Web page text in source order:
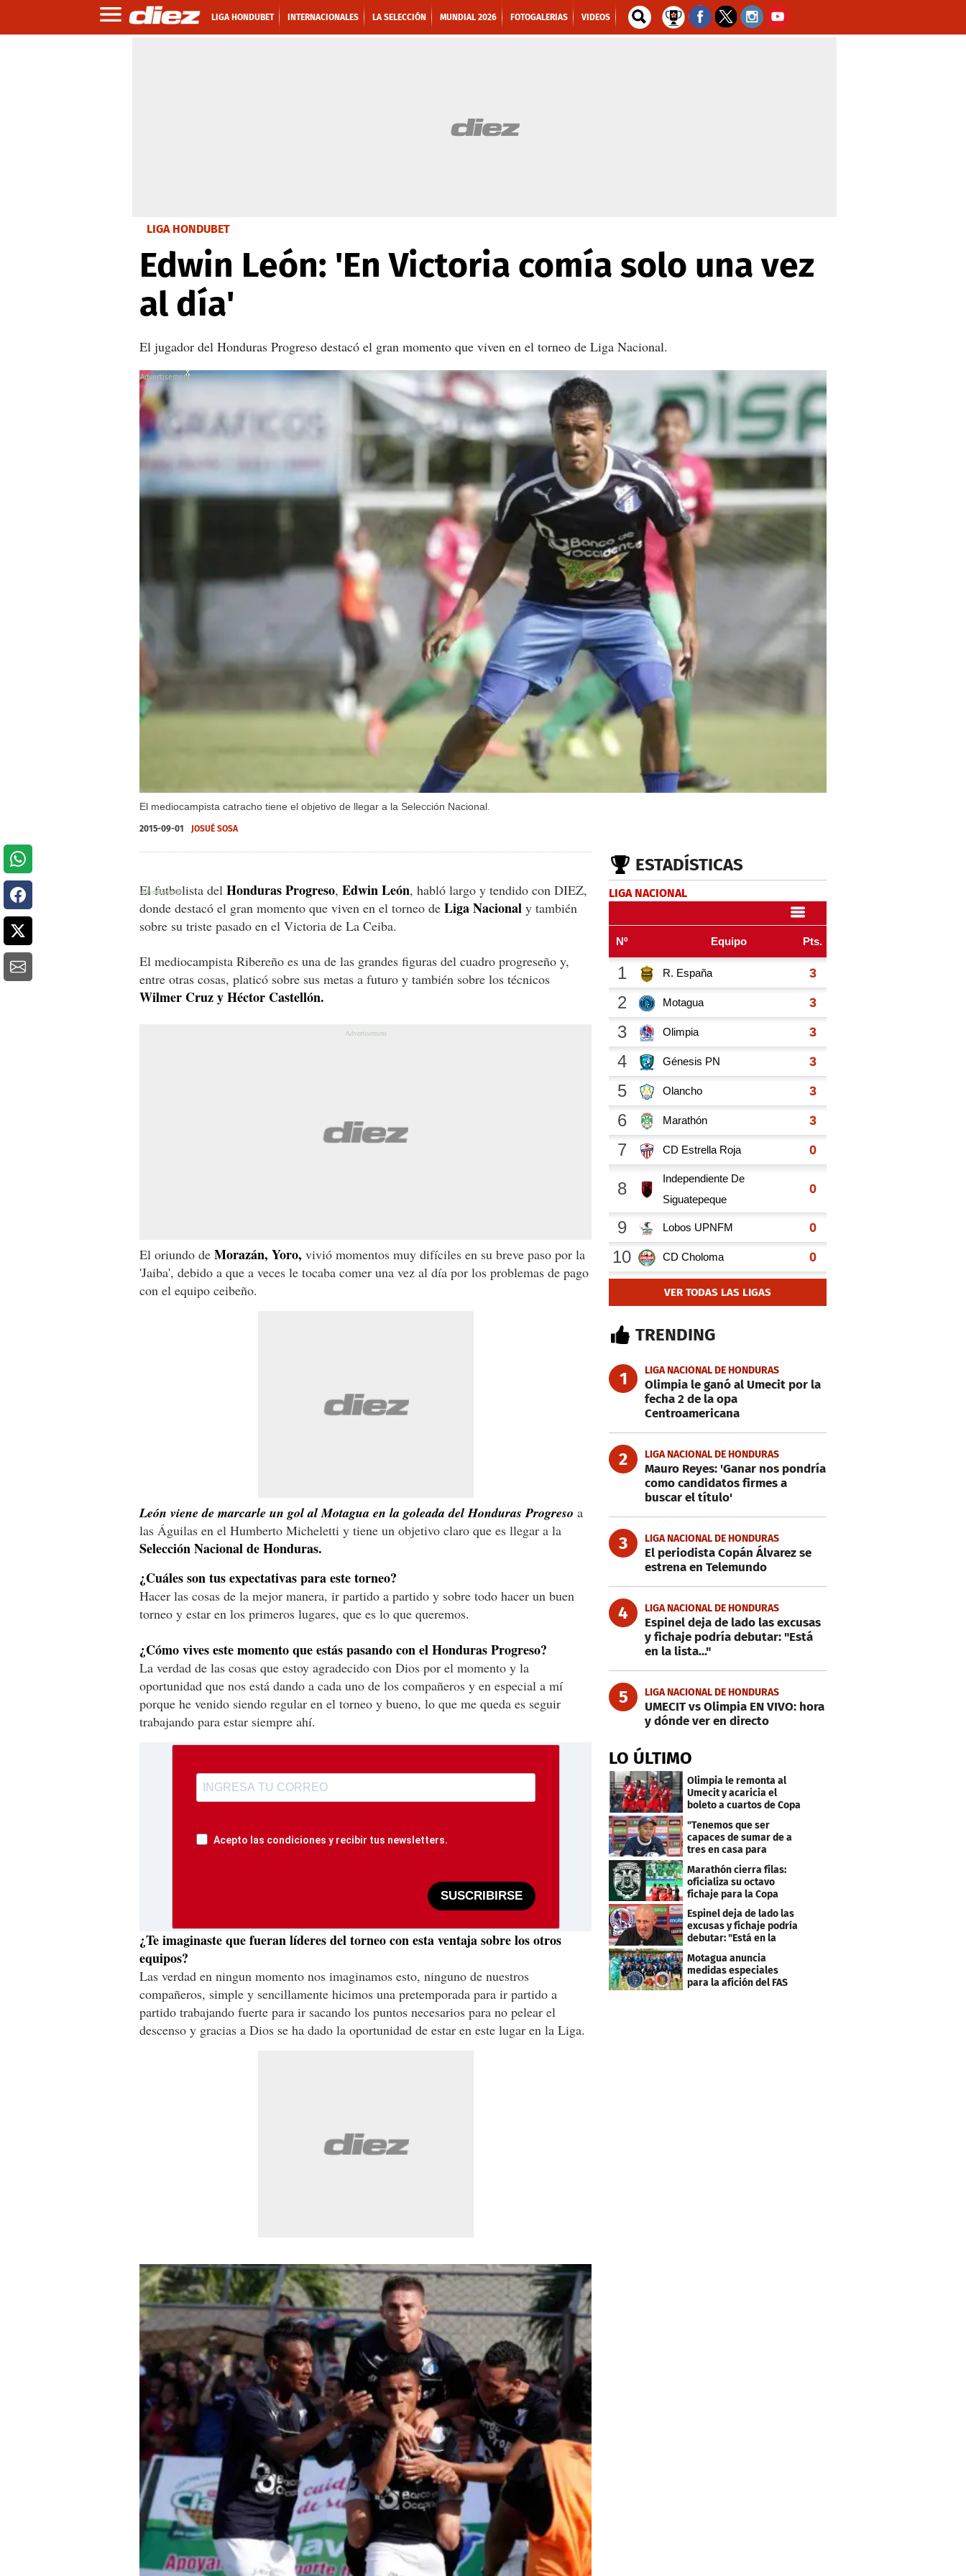
LIGA HONDUBET INTERNACIONALES LA SELECCIÓN MUNDIAL 2026 FOTOGALERIAS VIDEOS
LIGA HONDUBET
Edwin León: 'En Victoria comía solo una vez
al día'
El jugador del Honduras Progreso destacó el gran momento que viven en el torneo de Liga Nacional.
El mediocampista catracho tiene el objetivo de llegar a la Selección Nacional.
X
X
X
2015-09-01 JOSUÉ SOSA
El futbolista del Honduras Progreso, Edwin León, habló largo y tendido con DIEZ,
donde destacó el gran momento que viven en el torneo de Liga Nacional y también
sobre su triste pasado en el Victoria de La Ceiba.
El mediocampista Ribereño es una de las grandes figuras del cuadro progreseño y,
entre otras cosas, platicó sobre sus metas a futuro y también sobre los técnicos
Wilmer Cruz y Héctor Castellón.
El oriundo de Morazán, Yoro, vivió momentos muy difíciles en su breve paso por la
'Jaiba', debido a que a veces le tocaba comer una vez al día por los problemas de pago
con el equipo ceibeño.
León viene de marcarle un gol al Motagua en la goleada del Honduras Progreso a
las Águilas en el Humberto Micheletti y tiene un objetivo claro que es llegar a la
Selección Nacional de Honduras.
¿Cuáles son tus expectativas para este torneo?
Hacer las cosas de la mejor manera, ir partido a partido y sobre todo hacer un buen
torneo y estar en los primeros lugares, que es lo que queremos.
¿Cómo vives este momento que estás pasando con el Honduras Progreso?
La verdad de las cosas que estoy agradecido con Dios por el momento y la
oportunidad que nos está dando a cada uno de los compañeros y en especial a mí
porque he venido siendo regular en el torneo y bueno, lo que me queda es seguir
trabajando para estar siempre ahí.
Acepto las condiciones y recibir tus newsletters.
SUSCRIBIRSE
¿Te imaginaste que fueran líderes del torneo con esta ventaja sobre los otros
equipos?
Las verdad en ningun momento nos imaginamos esto, ninguno de nuestros
compañeros, simple y sencillamente hicimos una pretemporada para ir partido a
partido trabajando fuerte para ir sacando los puntos necesarios para no pelear el
descenso y gracias a Dios se ha dado la oportunidad de estar en este lugar en la Liga.
ESTADÍSTICAS
LIGA NACIONAL
VER TODAS LAS LIGAS
TRENDING
1 LIGA NACIONAL DE HONDURAS
Olimpia le ganó al Umecit por la
fecha 2 de la opa
Centroamericana
2 LIGA NACIONAL DE HONDURAS
Mauro Reyes: 'Ganar nos pondría
como candidatos firmes a
buscar el título'
3 LIGA NACIONAL DE HONDURAS
El periodista Copán Álvarez se
estrena en Telemundo
4 LIGA NACIONAL DE HONDURAS
Espinel deja de lado las excusas
y fichaje podría debutar: "Está
en la lista..."
5 LIGA NACIONAL DE HONDURAS
UMECIT vs Olimpia EN VIVO: hora
y dónde ver en directo
LO ÚLTIMO
Olimpia le remonta al
Umecit y acaricia el
boleto a cuartos de Copa
"Tenemos que ser
capaces de sumar de a
tres en casa para
asegurar la
clasificación"
Marathón cierra filas:
oficializa su octavo
fichaje para la Copa
Centroamericana
Espinel deja de lado las
excusas y fichaje podría
debutar: "Está en la
Motagua anuncia
medidas especiales
para la afición del FAS